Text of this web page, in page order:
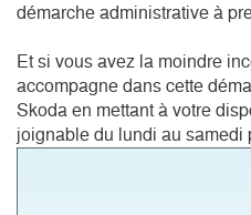
démarche administrative à
Et si vous avez la moindre
accompagne dans cette
Skoda en mettant à votre
joignable du lundi au samedi